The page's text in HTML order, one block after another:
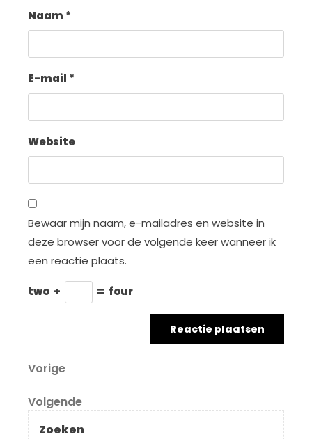
Naam *
E-mail *
Website
Bewaar mijn naam, e-mailadres en website in
deze browser voor de volgende keer wanneer ik
een reactie plaats.
two + = four
Berichtnavigatie
Vorig
Vorige
Volgend
bericht
Volgende
Zoeken